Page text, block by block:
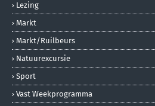
Lezing
Markt
Markt/ruilbeurs
Natuurexcursie
Sport
Vast Weekprogramma